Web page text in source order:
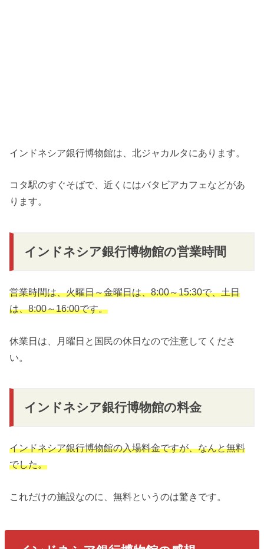
インドネシア銀行博物館は、北ジャカルタにあります。
コタ駅のすぐそばで、近くにはバタビアカフェなどがあ
ります。
インドネシア銀行博物館の営業時間
営業時間は、火曜日～金曜日は、8:00～15:30で、土日
は、8:00～16:00です。
休業日は、月曜日と国民の休日なので注意してくださ
い。
インドネシア銀行博物館の料金
インドネシア銀行博物館の入場料金ですが、なんと無料
でした。
これだけの施設なのに、無料というのは驚きです。